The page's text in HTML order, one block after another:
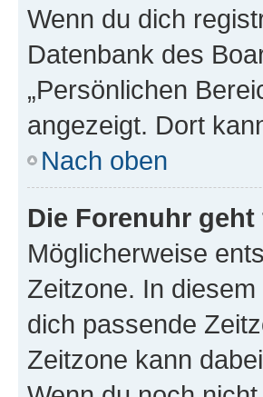
Wenn du dich
Datenbank des
„Persönlichen
angezeigt. Dort
Nach oben
Die Forenuhr geht
Möglicherweise
Zeitzone. In
dich passende
Zeitzone kann